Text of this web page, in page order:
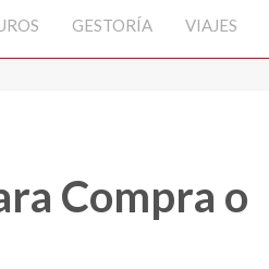
GESTORÍA VIAJES
Compra o